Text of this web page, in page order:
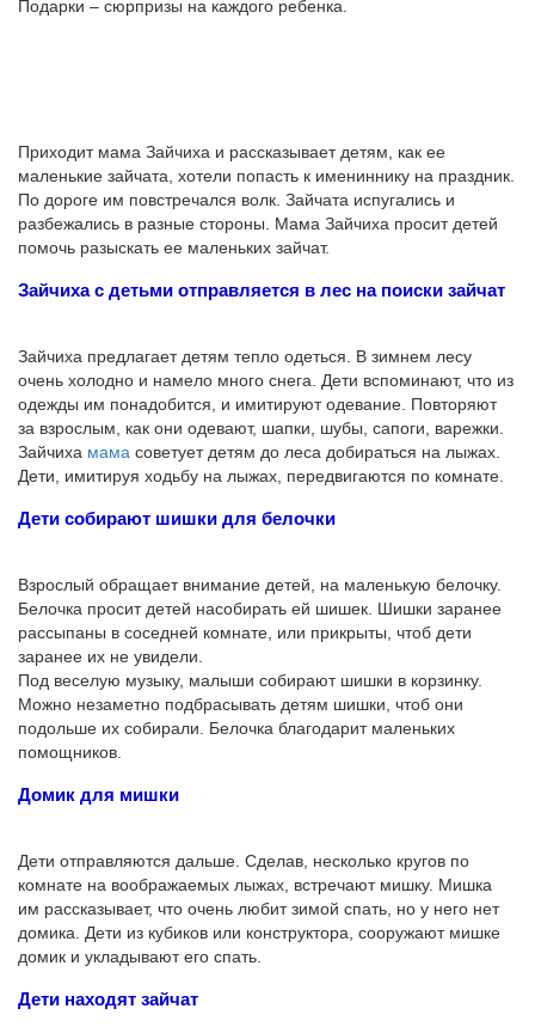
Подарки – сюрпризы на каждого ребенка.
Приходит мама Зайчиха и рассказывает детям, как ее
маленькие зайчата, хотели попасть к имениннику на праздник.
По дороге им повстречался волк. Зайчата испугались и
разбежались в разные стороны. Мама Зайчиха просит детей
помочь разыскать ее маленьких зайчат.
Зайчиха с детьми отправляется в лес на поиски зайчат
Зайчиха предлагает детям тепло одеться. В зимнем лесу
очень холодно и намело много снега. Дети вспоминают, что из
одежды им понадобится, и имитируют одевание. Повторяют
за взрослым, как они одевают, шапки, шубы, сапоги, варежки.
Зайчиха мама советует детям до леса добираться на лыжах.
Дети, имитируя ходьбу на лыжах, передвигаются по комнате.
Дети собирают шишки для белочки
Взрослый обращает внимание детей, на маленькую белочку.
Белочка просит детей насобирать ей шишек. Шишки заранее
рассыпаны в соседней комнате, или прикрыты, чтоб дети
заранее их не увидели.
Под веселую музыку, малыши собирают шишки в корзинку.
Можно незаметно подбрасывать детям шишки, чтоб они
подольше их собирали. Белочка благодарит маленьких
помощников.
Домик для мишки
Дети отправляются дальше. Сделав, несколько кругов по
комнате на воображаемых лыжах, встречают мишку. Мишка
им рассказывает, что очень любит зимой спать, но у него нет
домика. Дети из кубиков или конструктора, сооружают мишке
домик и укладывают его спать.
Дети находят зайчат